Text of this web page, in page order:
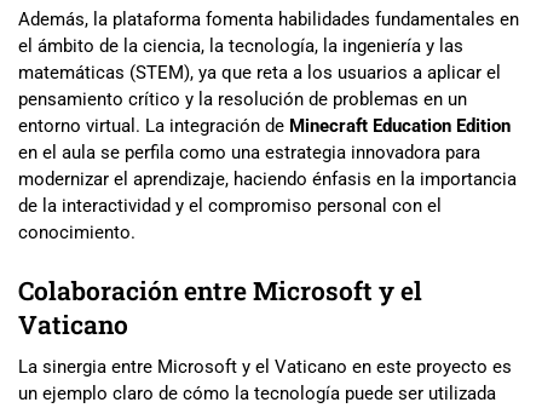
Además, la plataforma fomenta habilidades fundamentales en
el ámbito de la ciencia, la tecnología, la ingeniería y las
matemáticas (STEM), ya que reta a los usuarios a aplicar el
pensamiento crítico y la resolución de problemas en un
entorno virtual. La integración de Minecraft Education Edition
en el aula se perfila como una estrategia innovadora para
modernizar el aprendizaje, haciendo énfasis en la importancia
de la interactividad y el compromiso personal con el
conocimiento.
Colaboración entre Microsoft y el
Vaticano
La sinergia entre Microsoft y el Vaticano en este proyecto es
un ejemplo claro de cómo la tecnología puede ser utilizada